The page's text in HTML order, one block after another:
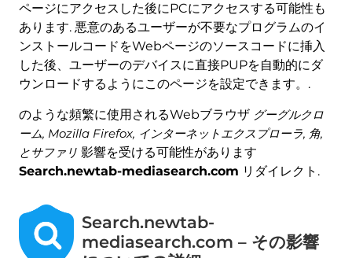
ページにアクセスした後にPCにアクセスする可能性も
あります. 悪意のあるユーザーが不要なプログラムのイ
ンストールコードをWebページのソースコードに挿入
した後、ユーザーのデバイスに直接PUPを自動的にダ
ウンロードするようにこのページを設定できます。.
のような頻繁に使用されるWebブラウザ グーグルクロ
ーム, Mozilla Firefox, インターネットエクスプローラ, 角,
とサファリ 影響を受ける可能性があります
Search.newtab-mediasearch.com リダイレクト.
Search.newtab-
mediasearch.com – その影響